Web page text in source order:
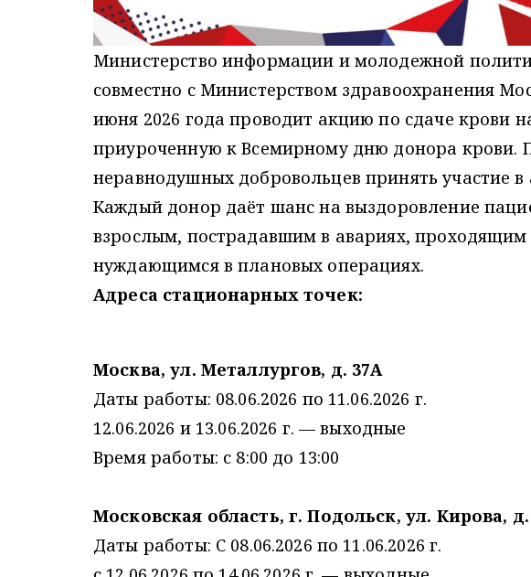
Министерство информации и молодежной
совместно с Министерством здравоохранения
июня 2026 года проводит акцию по сдаче крови
приуроченную к Всемирному дню донора крови.
неравнодушных добровольцев принять участие в
Каждый донор даёт шанс на выздоровление
взрослым, пострадавшим в авариях,
нуждающимся в плановых операциях.
Адреса стационарных точек:
Москва, ул. Металлургов, д. 37А
Даты работы: 08.06.2026 по 11.06.2026 г.
12.06.2026 и 13.06.2026 г. — выходные
Время работы: с 8:00 до 13:00
Московская область, г. Подольск, ул. Кирова, д.
Даты работы: С 08.06.2026 по 11.06.2026 г.